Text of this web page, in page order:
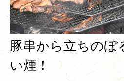
豚串から立ちのぼ
い煙！